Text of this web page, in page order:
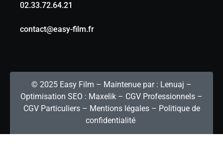
02.33.72.64.21
contact@easy-film.fr
© 2025 Easy Film – Maintenue par : Lenuaj –
Optimisation SEO : Maxelik – CGV Professionnels –
CGV Particuliers– Mentions légales– Politique de
confidentialité